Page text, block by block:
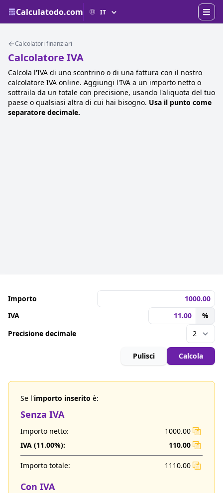
Calculatodo.com
Calcolatori finanziari
Calcolatore IVA
Calcola l'IVA di uno scontrino o di una fattura con il nostro
calcolatore IVA online. Aggiungi l'IVA a un importo netto o
sottraila da un totale con precisione, usando l'aliquota del tuo
paese o qualsiasi altra di cui hai bisogno. Usa il punto come
separatore decimale.
Importo
IVA
%
Precisione decimale
Pulisci Calcola
Se l'importo inserito è:
Senza IVA
Importo netto:
1000.00
IVA (11.00%): 110.00
Importo totale: 1110.00
Con IVA